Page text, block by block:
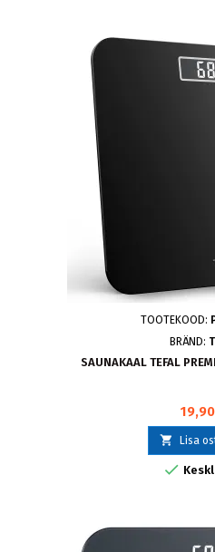
TOOTEKOOD:
BRÄND:
SAUNAKAAL TEFAL
 Lisa
